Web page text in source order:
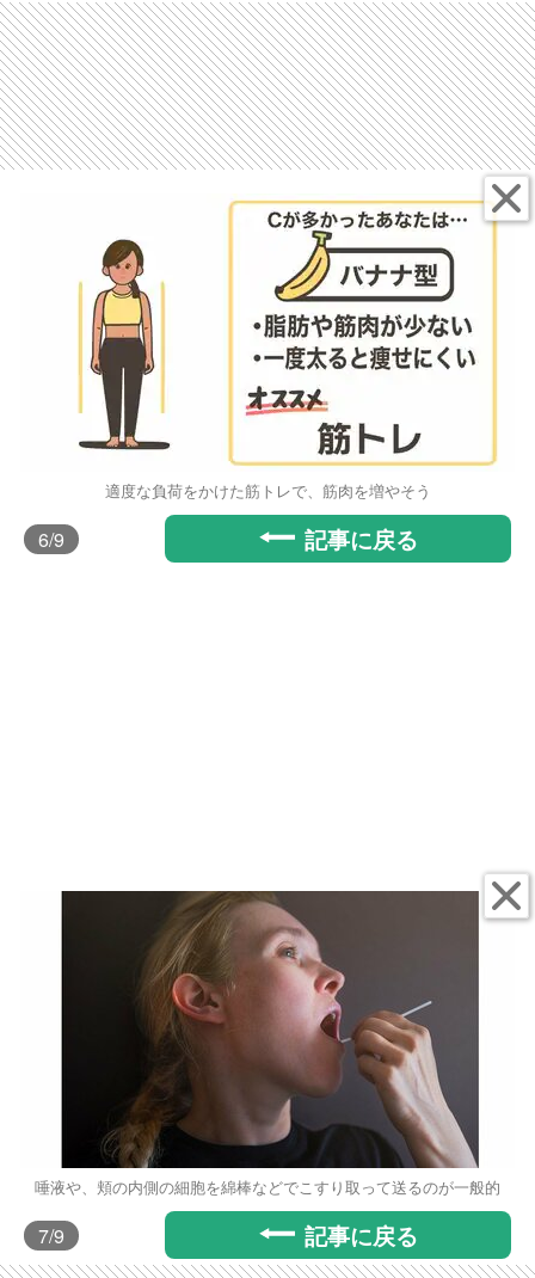
適度な負荷をかけた筋トレで、筋肉を増やそう
6/9 記事に戻る
唾液や、頬の内側の細胞を綿棒などでこすり取って送るのが一般的
7/9 記事に戻る